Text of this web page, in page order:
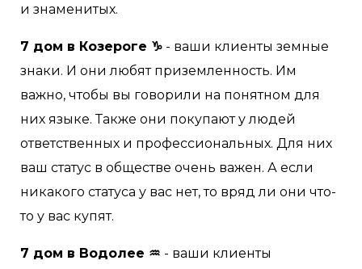
и знаменитых.
7 дом в Козероге ♑ - ваши клиенты земные
знаки. И они любят приземленность. Им
важно, чтобы вы говорили на понятном для
них языке. Также они покупают у людей
ответственных и профессиональных. Для них
ваш статус в обществе очень важен. А если
никакого статуса у вас нет, то вряд ли они что-
то у вас купят.
7 дом в Водолее ♒ - ваши клиенты